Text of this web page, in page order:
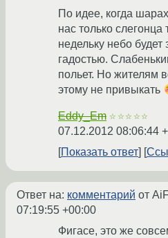
По идее, когда
нас только слегонца
недельку небо будет
гадостью.
польет. Но жителям
этому не привыкать
Eddy_Em ☆☆☆☆☆
07.12.2012 08:06:44
Показать ответ
Ответ на: комментарий от
07:19:55 +00:00
Фигасе, это же